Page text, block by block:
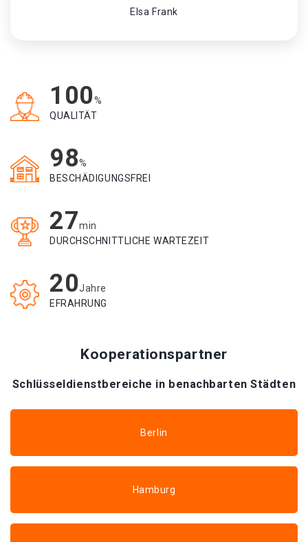
Elsa Frank
100%
QUALITÄT
98%
BESCHÄDIGUNGSFREI
27min
DURCHSCHNITTLICHE WARTEZEIT
20Jahre
EFRAHRUNG
Kooperationspartner
Schlüsseldienstbereiche in benachbarten Städten
Berlin
Hamburg